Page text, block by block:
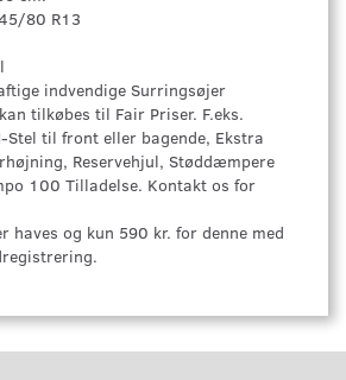
80 R13
indvendige Surringsøjer
tilkøbes til Fair Priser. F.eks.
Stel til front eller bagende, Ekstra
Reservehjul, Støddæmpere
100 Tilladelse. Kontakt os for
haves og kun 590 kr. for denne med